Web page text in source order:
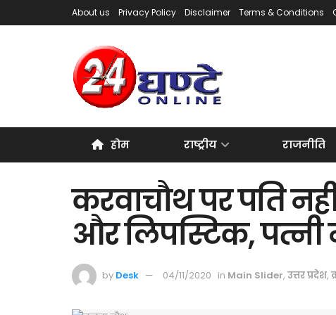
About us Privacy Policy Disclaimer Terms & Conditions
होम राष्ट्रीय राजनीति
करवाचौथ पर पति
और लिपस्टिक,
by Desk 04/11/2020 in Main Slider, उत्तर प्रदेश,